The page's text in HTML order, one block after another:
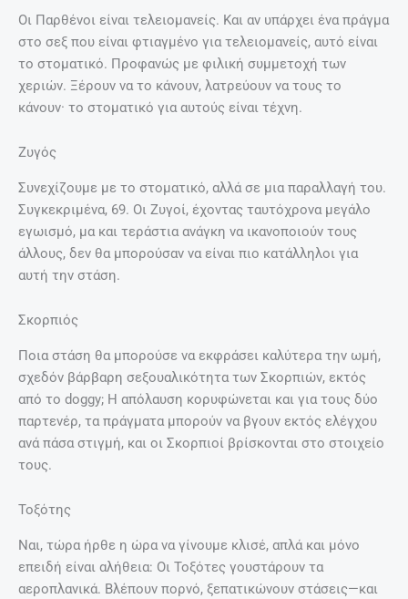
Οι Παρθένοι είναι τελειομανείς. Και αν υπάρχει ένα πράγμα
στο σεξ που είναι φτιαγμένο για τελειομανείς, αυτό είναι
το στοματικό. Προφανώς με φιλική συμμετοχή των
χεριών. Ξέρουν να το κάνουν, λατρεύουν να τους το
κάνουν· το στοματικό για αυτούς είναι τέχνη.
Ζυγός
Συνεχίζουμε με το στοματικό, αλλά σε μια παραλλαγή του.
Συγκεκριμένα, 69. Οι Ζυγοί, έχοντας ταυτόχρονα μεγάλο
εγωισμό, μα και τεράστια ανάγκη να ικανοποιούν τους
άλλους, δεν θα μπορούσαν να είναι πιο κατάλληλοι για
αυτή την στάση.
Σκορπιός
Ποια στάση θα μπορούσε να εκφράσει καλύτερα την ωμή,
σχεδόν βάρβαρη σεξουαλικότητα των Σκορπιών, εκτός
από το doggy; Η απόλαυση κορυφώνεται και για τους δύο
παρτενέρ, τα πράγματα μπορούν να βγουν εκτός ελέγχου
ανά πάσα στιγμή, και οι Σκορπιοί βρίσκονται στο στοιχείο
τους.
Τοξότης
Ναι, τώρα ήρθε η ώρα να γίνουμε κλισέ, απλά και μόνο
επειδή είναι αλήθεια: Οι Τοξότες γουστάρουν τα
αεροπλανικά. Βλέπουν πορνό, ξεπατικώνουν στάσεις—και